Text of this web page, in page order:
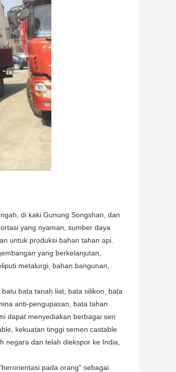
di kaki Gunung Songshan, dan
yang nyaman, sumber daya
untuk produksi bahan tahan api.
yang berkelanjutan,
metalurgi, bahan bangunan,
bata tanah liat, bata silikon, bata
anti-pengupasan, bata tahan
dapat menyediakan berbagai seri
kekuatan tinggi semen castable
negara dan telah diekspor ke India,
pada orang" sebagai